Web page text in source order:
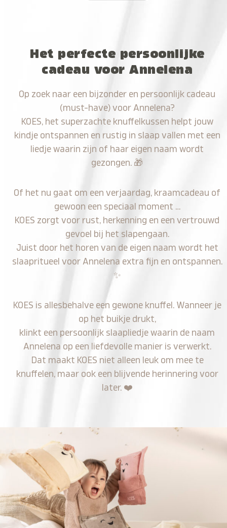
Het perfecte persoonlijke
cadeau voor Annelena
Op zoek naar een bijzonder en persoonlijk cadeau
(must-have) voor Annelena?
KOES, het superzachte knuffelkussen helpt jouw
kindje ontspannen en rustig in slaap vallen met een
liedje waarin zijn of haar eigen naam wordt
gezongen. 🎁
Of het nu gaat om een verjaardag, kraamcadeau of
gewoon een speciaal moment …
KOES zorgt voor rust, herkenning en een vertrouwd
gevoel bij het slapengaan.
Juist door het horen van de eigen naam wordt het
slaapritueel voor Annelena extra fijn en ontspannen.
✨
KOES is allesbehalve een gewone knuffel. Wanneer je
op het buikje drukt,
klinkt een persoonlijk slaapliedje waarin de naam
Annelena op een liefdevolle manier is verwerkt.
Dat maakt KOES niet alleen leuk om mee te
knuffelen, maar ook een blijvende herinnering voor
later. ❤️